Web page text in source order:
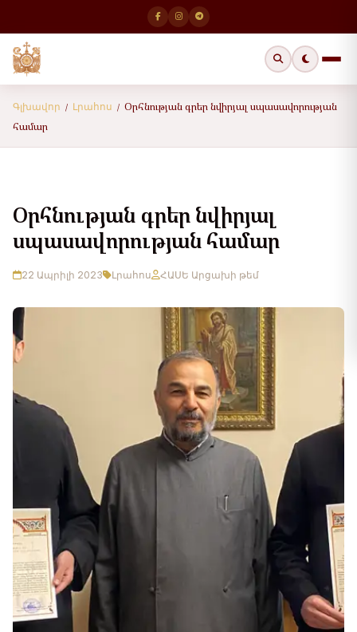
Գլխավոր / Լրահոս / Օրհնության գրեր նվիրյալ սպասավորության
համար
Օրհնության գրեր նվիրյալ
սպասավորության համար
22 Ապրիլի 2023 Լրահոս ՀԱՍԵ Արցախի թեմ